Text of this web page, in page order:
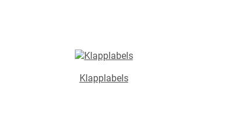
Klapplabels